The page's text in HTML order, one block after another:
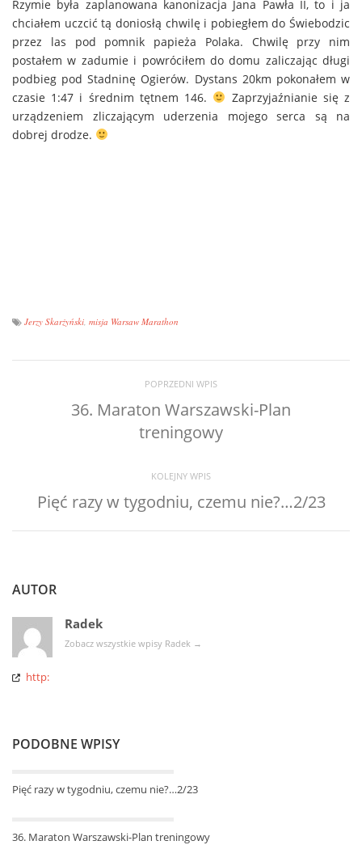
Rzymie była zaplanowana kanonizacja Jana Pawła II, to i ja
chciałem uczcić tą doniosłą chwilę i pobiegłem do Świebodzic
przez las pod pomnik papieża Polaka. Chwilę przy nim
postałem w zadumie i powróciłem do domu zaliczając długi
podbieg pod Stadninę Ogierów. Dystans 20km pokonałem w
czasie 1:47 i średnim tętnem 146.
Zaprzyjaźnianie się z
urządzeniem zliczającym uderzenia mojego serca są na
dobrej drodze.
Jerzy Skarżyński misja Warsaw Marathon
POPRZEDNI WPIS
36. Maraton Warszawski-Plan
treningowy
KOLEJNY WPIS
Pięć razy w tygodniu, czemu nie?…2/23
AUTOR
Radek
Zobacz wszystkie wpisy Radek →
http:
PODOBNE WPISY
Pięć razy w tygodniu, czemu nie?…2/23
36. Maraton Warszawski-Plan treningowy